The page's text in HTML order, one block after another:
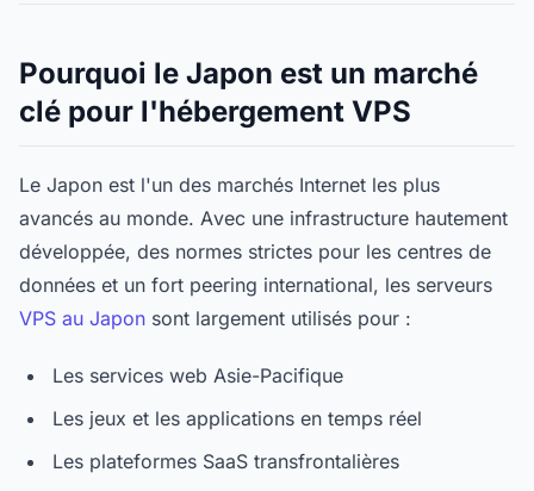
Pourquoi le Japon est un marché
clé pour l'hébergement VPS
Le Japon est l'un des marchés Internet les plus
avancés au monde. Avec une infrastructure hautement
développée, des normes strictes pour les centres de
données et un fort peering international, les serveurs
VPS au Japon sont largement utilisés pour :
Les services web Asie-Pacifique
Les jeux et les applications en temps réel
Les plateformes SaaS transfrontalières